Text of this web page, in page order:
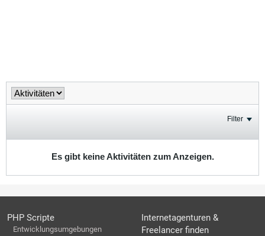
Filter
Es gibt keine Aktivitäten zum Anzeigen.
PHP Scripte
Entwicklungsumgebungen
Internetagenturen &
Freelancer finden